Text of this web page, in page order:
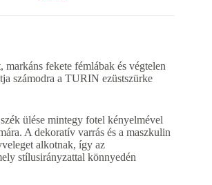
markáns fekete fémlábak és végtelen
számodra a TURIN ezüstszürke
ülése mintegy fotel kényelmével
A dekoratív varrás és a maszkulin
alkotnak, így az
stílusirányzattal könnyedén